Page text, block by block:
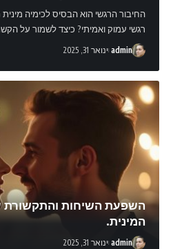
החיבור הרגשי הוא הבסיס לכימיה
רגשי עמוק ואמיתי? כיצד לשמור על
admin ינואר 31, 2025
השפעת השיחות
המינית.
admin ינואר 31, 2025